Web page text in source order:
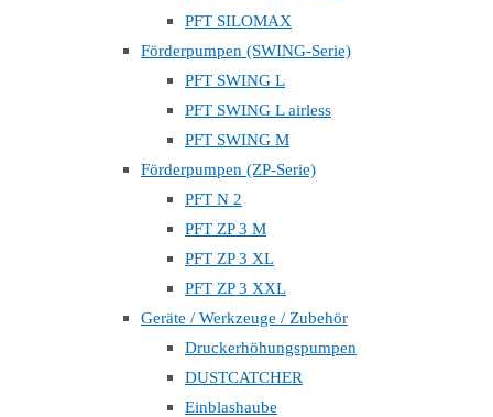
PFT SILOMAX
Förderpumpen (SWING-Serie)
PFT SWING L
PFT SWING L airless
PFT SWING M
Förderpumpen (ZP-Serie)
PFT N 2
PFT ZP 3 M
PFT ZP 3 XL
PFT ZP 3 XXL
Geräte / Werkzeuge / Zubehör
Druckerhöhungspumpen
DUSTCATCHER
Einblashaube